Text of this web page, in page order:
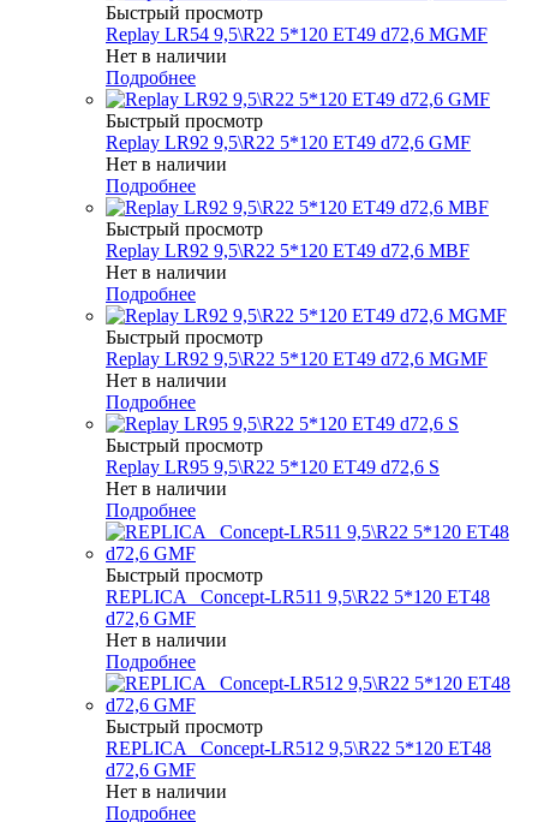
Быстрый просмотр
Replay LR54 9,5\R22 5*120 ET49 d72,6 MGMF
Нет в наличии
Подробнее
Быстрый просмотр
Replay LR92 9,5\R22 5*120 ET49 d72,6 GMF
Нет в наличии
Подробнее
Быстрый просмотр
Replay LR92 9,5\R22 5*120 ET49 d72,6 MBF
Нет в наличии
Подробнее
Быстрый просмотр
Replay LR92 9,5\R22 5*120 ET49 d72,6 MGMF
Нет в наличии
Подробнее
Быстрый просмотр
Replay LR95 9,5\R22 5*120 ET49 d72,6 S
Нет в наличии
Подробнее
Быстрый просмотр
REPLICA _Concept-LR511 9,5\R22 5*120 ET48
d72,6 GMF
Нет в наличии
Подробнее
Быстрый просмотр
REPLICA _Concept-LR512 9,5\R22 5*120 ET48
d72,6 GMF
Нет в наличии
Подробнее